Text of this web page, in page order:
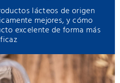
lácteos de origen
mejores, y cómo
excelente de forma más